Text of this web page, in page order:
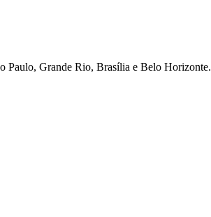
Paulo, Grande Rio, Brasília e Belo Horizonte.